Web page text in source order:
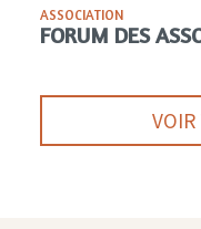
ASSOCIATION
FORUM DES